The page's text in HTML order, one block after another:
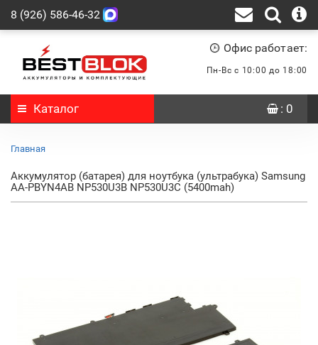
8 (926) 586-46-32
Офис работает:
Пн-Вс с 10:00 до 18:00
Каталог : 0
Главная
Аккумулятор (батарея) для ноутбука (ультрабука) Samsung
AA-PBYN4AB NP530U3B NP530U3C (5400mah)